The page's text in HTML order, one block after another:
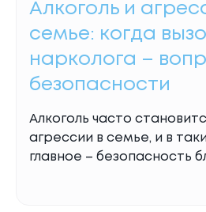
Алкоголь и
семье: когда
нарколога –
безопасности
Алкоголь часто
агрессии в семье, и в
главное – безопасность